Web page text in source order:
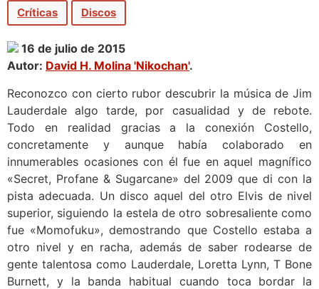
Críticas Discos
16 de julio de 2015
Autor: David H. Molina 'Nikochan'.
Reconozco con cierto rubor descubrir la música de Jim
Lauderdale algo tarde, por casualidad y de rebote.
Todo en realidad gracias a la conexión Costello,
concretamente y aunque había colaborado en
innumerables ocasiones con él fue en aquel magnífico
«Secret, Profane & Sugarcane» del 2009 que di con la
pista adecuada. Un disco aquel del otro Elvis de nivel
superior, siguiendo la estela de otro sobresaliente como
fue «Momofuku», demostrando que Costello estaba a
otro nivel y en racha, además de saber rodearse de
gente talentosa como Lauderdale, Loretta Lynn, T Bone
Burnett, y la banda habitual cuando toca bordar la